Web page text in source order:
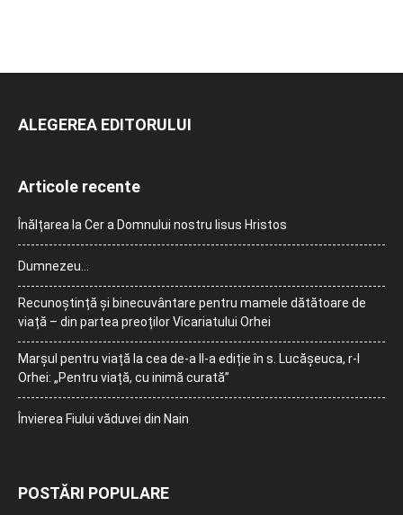
ALEGEREA EDITORULUI
Articole recente
Înălțarea la Cer a Domnului nostru Iisus Hristos
Dumnezeu…
Recunoștință și binecuvântare pentru mamele dătătoare de
viață – din partea preoților Vicariatului Orhei
Marșul pentru viață la cea de-a II-a ediție în s. Lucășeuca, r-l
Orhei: „Pentru viață, cu inimă curată”
Învierea Fiului văduvei din Nain
POSTĂRI POPULARE